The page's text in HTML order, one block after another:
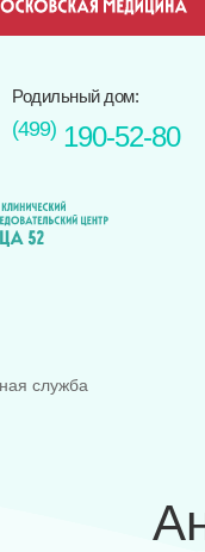
Родильный дом:
(499) 190-52-80
служба